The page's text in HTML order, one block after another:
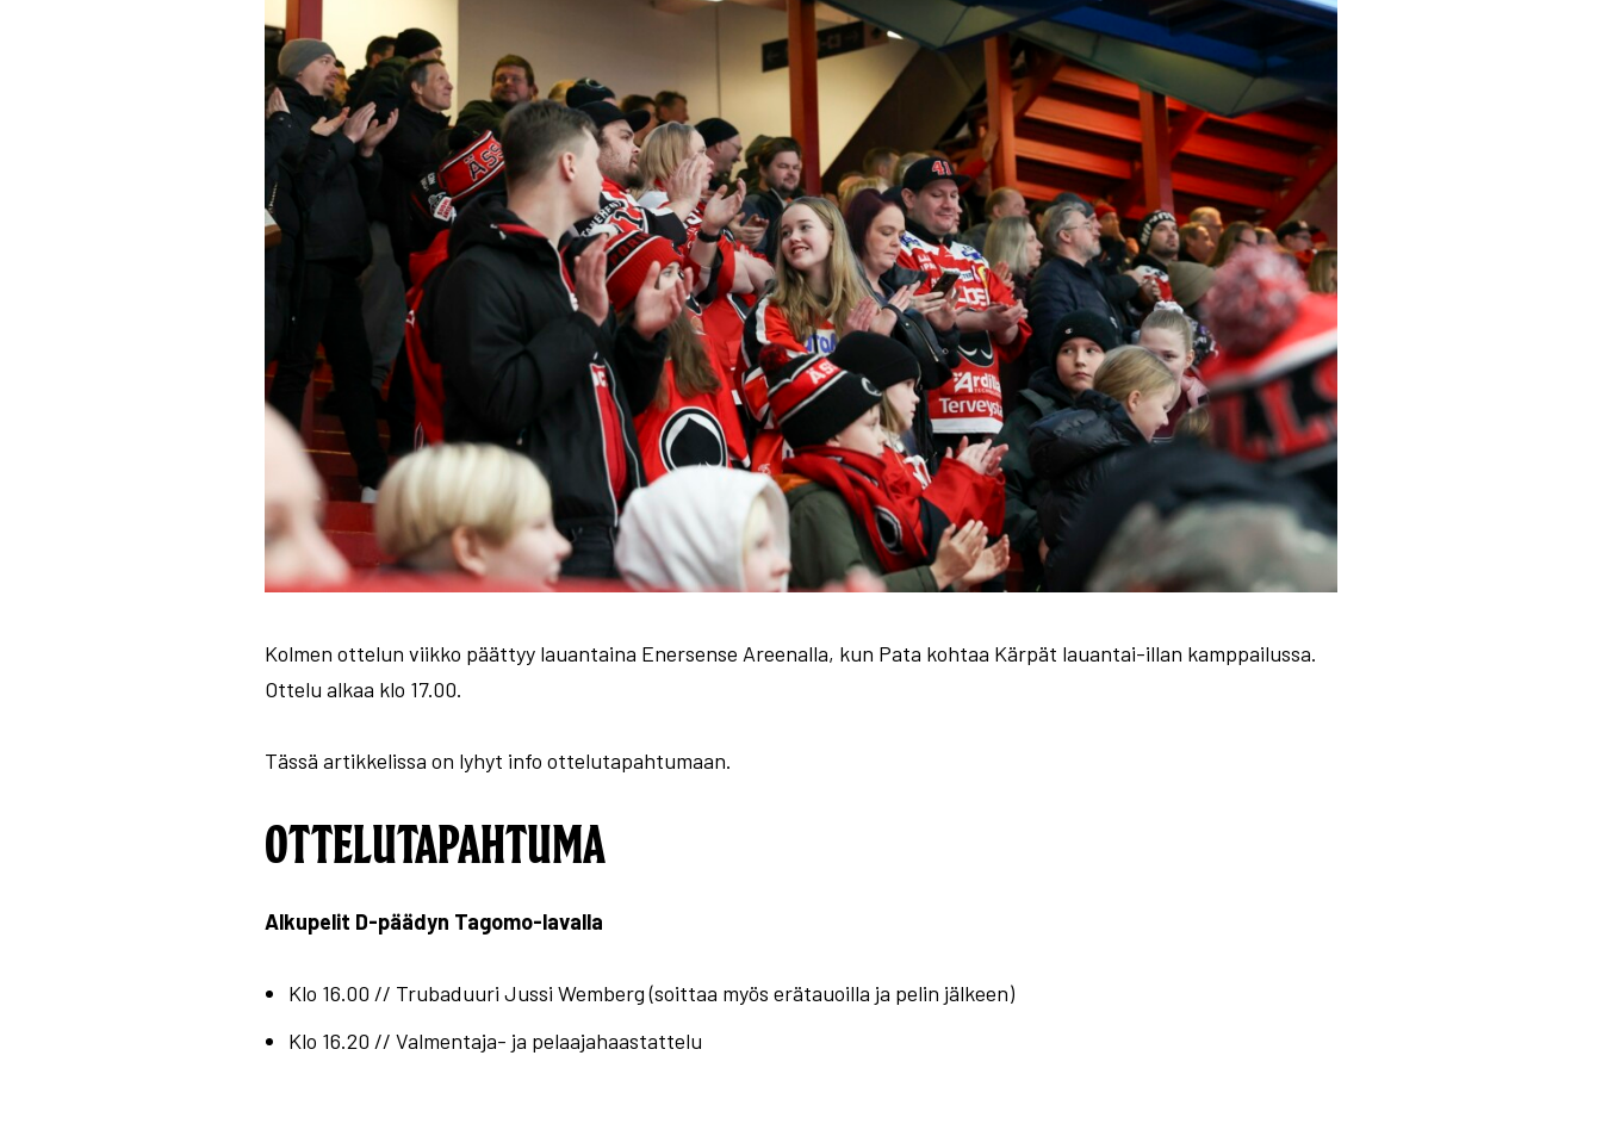
Kolmen ottelun viikko päättyy lauantaina Enersense Areenalla, kun Pata kohtaa Kärpät lauantai-illan kamppailussa.
Ottelu alkaa klo 17.00.
Tässä artikkelissa on lyhyt info ottelutapahtumaan.
OTTELUTAPAHTUMA
Alkupelit D-päädyn Tagomo-lavalla
Klo 16.00 // Trubaduuri Jussi Wemberg (soittaa myös erätauoilla ja pelin jälkeen)
Klo 16.20 // Valmentaja- ja pelaajahaastattelu